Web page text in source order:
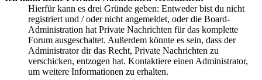
Hierfür kann es drei Gründe geben: Entweder bist du nicht
registriert und / oder nicht angemeldet, oder die Board-
Administration hat Private Nachrichten für das komplette
Forum ausgeschaltet. Außerdem könnte es sein, dass der
Administrator dir das Recht, Private Nachrichten zu
verschicken, entzogen hat. Kontaktiere einen Administrator,
um weitere Informationen zu erhalten.